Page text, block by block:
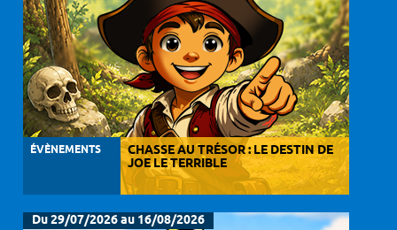
ÉVÈNEMENTS CHASSE AU TRÉSOR : LE DESTIN DE
JOE LE TERRIBLE
Du 29/07/2026 au 16/08/2026